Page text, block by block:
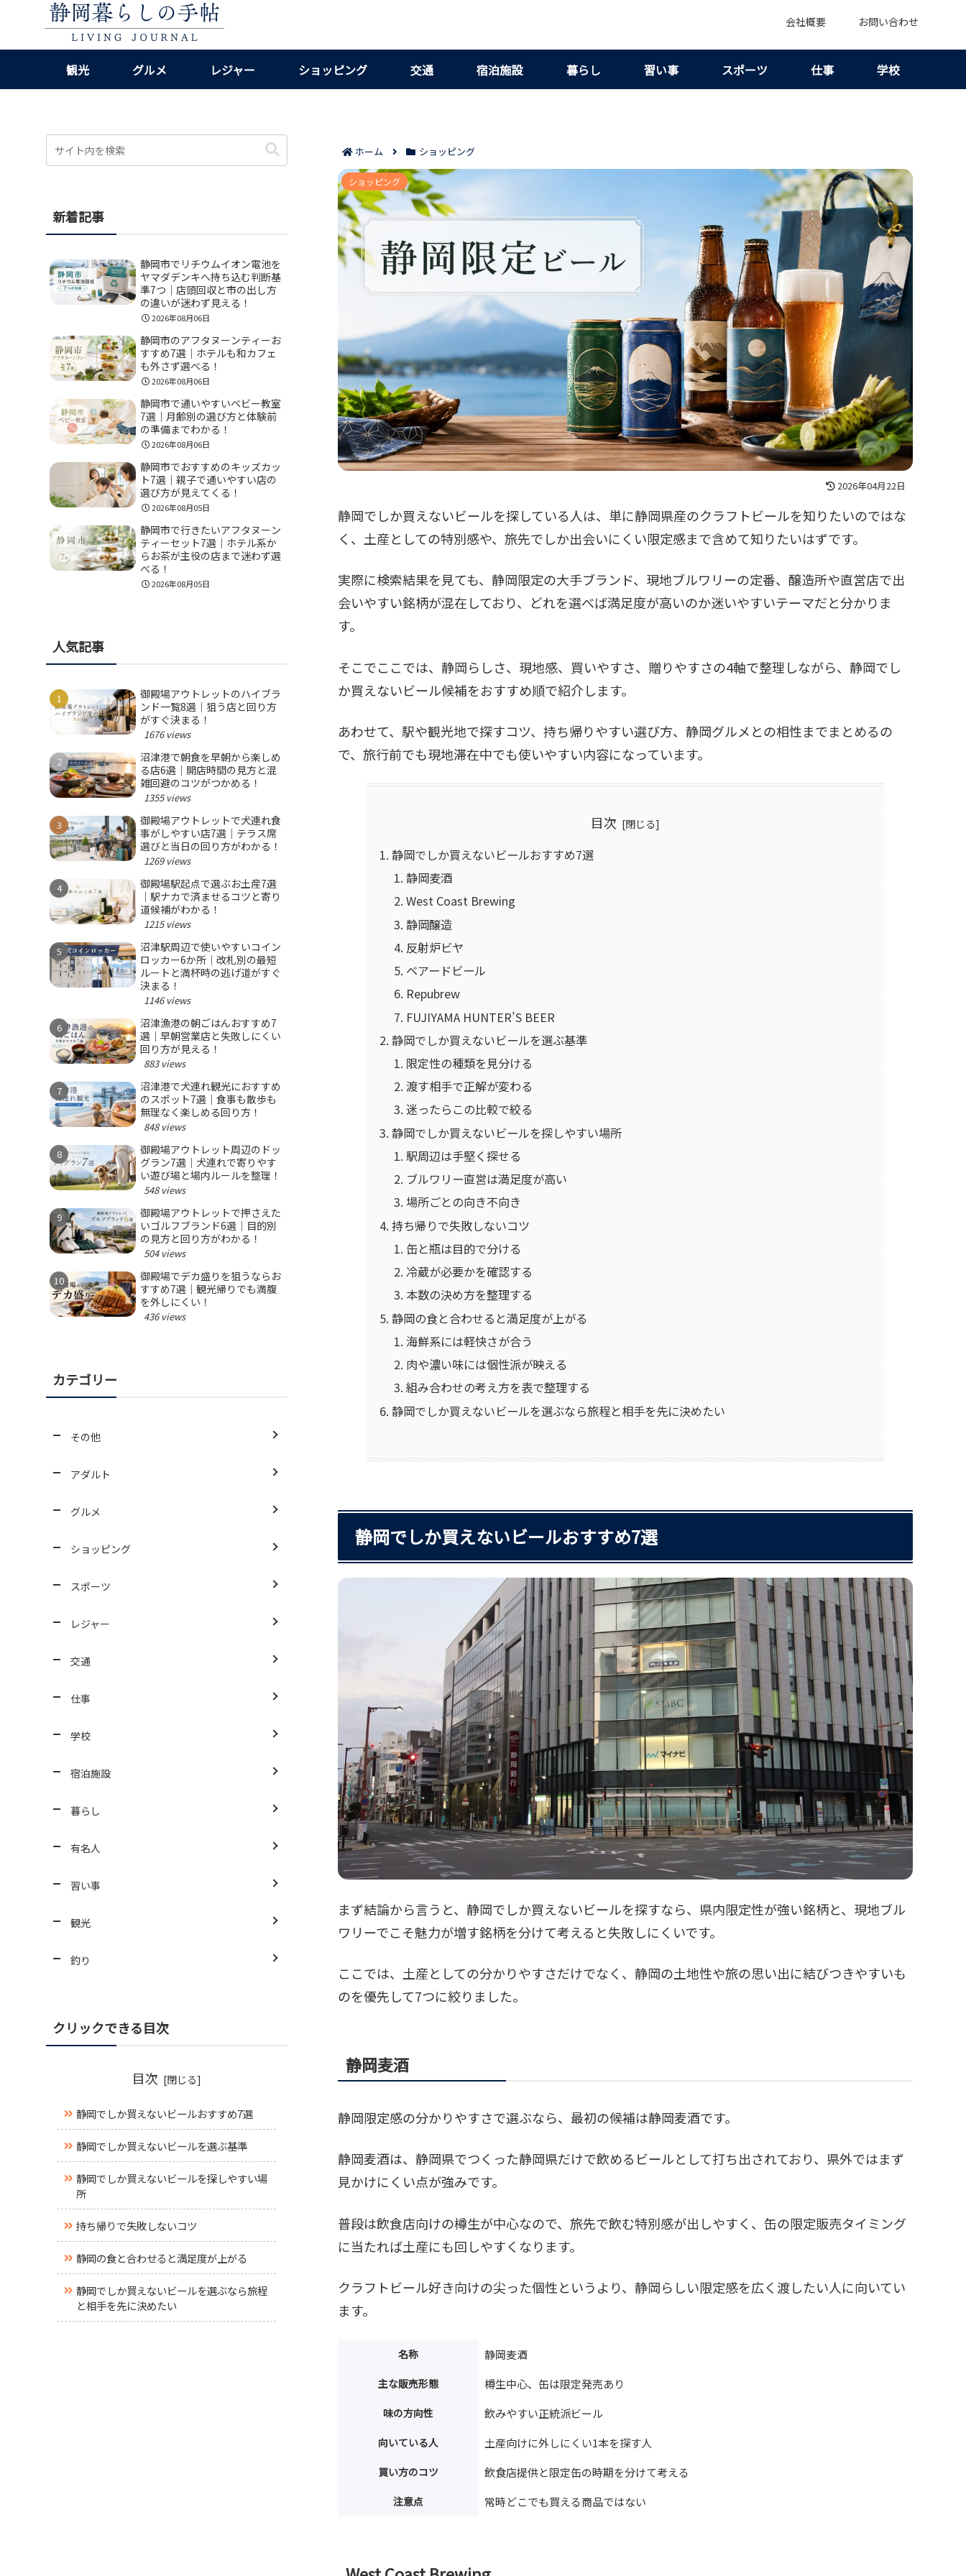
会社概要 お問い合わせ
観光 グルメ レジャー ショッピング 交通 宿泊施設 暮らし 習い事 スポーツ 仕事 学校
ホーム ショッピング
静岡でしか買えないビールおすすめ7選｜土産向けの限定感と買い方が見えてくる！
ショッピング
2026年04月22日
静岡でしか買えないビールを探している人は、単に静岡県産のクラフトビールを知りたいのではな
く、土産としての特別感や、旅先でしか出会いにくい限定感まで含めて知りたいはずです。
実際に検索結果を見ても、静岡限定の大手ブランド、現地ブルワリーの定番、醸造所や直営店で出
会いやすい銘柄が混在しており、どれを選べば満足度が高いのか迷いやすいテーマだと分かりま
す。
そこでここでは、静岡らしさ、現地感、買いやすさ、贈りやすさの4軸で整理しながら、静岡でし
か買えないビール候補をおすすめ順で紹介します。
あわせて、駅や観光地で探すコツ、持ち帰りやすい選び方、静岡グルメとの相性までまとめるの
で、旅行前でも現地滞在中でも使いやすい内容になっています。
目次
静岡でしか買えないビールおすすめ7選
静岡麦酒
West Coast Brewing
静岡醸造
反射炉ビヤ
ベアードビール
Repubrew
FUJIYAMA HUNTER’S BEER
静岡でしか買えないビールを選ぶ基準
限定性の種類を見分ける
渡す相手で正解が変わる
迷ったらこの比較で絞る
静岡でしか買えないビールを探しやすい場所
駅周辺は手堅く探せる
ブルワリー直営は満足度が高い
場所ごとの向き不向き
持ち帰りで失敗しないコツ
缶と瓶は目的で分ける
冷蔵が必要かを確認する
本数の決め方を整理する
静岡の食と合わせると満足度が上がる
海鮮系には軽快さが合う
肉や濃い味には個性派が映える
組み合わせの考え方を表で整理する
静岡でしか買えないビールを選ぶなら旅程と相手を先に決めたい
静岡でしか買えないビールおすすめ7選
まず結論から言うと、静岡でしか買えないビールを探すなら、県内限定性が強い銘柄と、現地ブル
ワリーでこそ魅力が増す銘柄を分けて考えると失敗しにくいです。
ここでは、土産としての分かりやすさだけでなく、静岡の土地性や旅の思い出に結びつきやすいも
のを優先して7つに絞りました。
静岡麦酒
静岡限定感の分かりやすさで選ぶなら、最初の候補は静岡麦酒です。
静岡麦酒は、静岡県でつくった静岡県だけで飲めるビールとして打ち出されており、県外ではまず
見かけにくい点が強みです。
普段は飲食店向けの樽生が中心なので、旅先で飲む特別感が出しやすく、缶の限定販売タイミング
に当たれば土産にも回しやすくなります。
クラフトビール好き向けの尖った個性というより、静岡らしい限定感を広く渡したい人に向いてい
ます。
名称 静岡麦酒
主な販売形態 樽生中心、缶は限定発売あり
味の方向性 飲みやすい正統派ビール
向いている人 土産向けに外しにくい1本を探す人
買い方のコツ 飲食店提供と限定缶の時期を分けて考える
注意点 常時どこでも買える商品ではない
新着記事
静岡市でリチウムイオン電池を
ヤマダデンキへ持ち込む判断基
準7つ｜店頭回収と市の出し方
の違いが迷わず見える！
2026年08月06日
静岡市のアフタヌーンティーお
すすめ7選｜ホテルも和カフェ
も外さず選べる！
2026年08月06日
静岡市で通いやすいベビー教室
7選｜月齢別の選び方と体験前
の準備までわかる！
2026年08月06日
静岡市でおすすめのキッズカッ
ト7選｜親子で通いやすい店の
選び方が見えてくる！
2026年08月05日
静岡市で行きたいアフタヌーン
ティーセット7選｜ホテル系か
らお茶が主役の店まで迷わず選
べる！
2026年08月05日
人気記事
御殿場アウトレットのハイブラ
ンド一覧8選｜狙う店と回り方
がすぐ決まる！
1676 views
沼津港で朝食を早朝から楽しめ
る店6選｜開店時間の見方と混
雑回避のコツがつかめる！
1355 views
御殿場アウトレットで犬連れ食
事がしやすい店7選｜テラス席
選びと当日の回り方がわかる！
1269 views
御殿場駅起点で選ぶお土産7選
｜駅ナカで済ませるコツと寄り
道候補がわかる！
1215 views
沼津駅周辺で使いやすいコイン
ロッカー6か所｜改札別の最短
ルートと満杯時の逃げ道がすぐ
決まる！
1146 views
沼津漁港の朝ごはんおすすめ7
選｜早朝営業店と失敗しにくい
回り方が見える！
883 views
沼津港で犬連れ観光におすすめ
のスポット7選｜食事も散歩も
無理なく楽しめる回り方！
848 views
御殿場アウトレット周辺のドッ
グラン7選｜犬連れで寄りやす
い遊び場と場内ルールを整理！
548 views
御殿場アウトレットで押さえた
いゴルフブランド6選｜目的別
の見方と回り方がわかる！
504 views
御殿場でデカ盛りを狙うならお
すすめ7選｜観光帰りでも満腹
を外しにくい！
436 views
カテゴリー
その他
アダルト
グルメ
ショッピング
スポーツ
レジャー
交通
仕事
学校
宿泊施設
暮らし
有名人
習い事
観光
釣り
クリックできる目次
目次
静岡でしか買えないビールおすすめ7選
静岡でしか買えないビールを選ぶ基準
静岡でしか買えないビールを探しやすい場
所
持ち帰りで失敗しないコツ
静岡の食と合わせると満足度が上がる
静岡でしか買えないビールを選ぶなら旅程
と相手を先に決めたい